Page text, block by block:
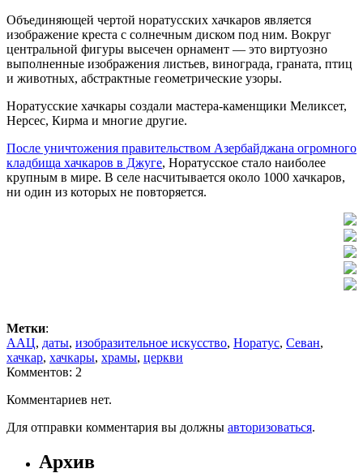
Объединяющей чертой норатусских хачкаров является
изображение креста с солнечным диском под ним. Вокруг
центральной фигуры высечен орнамент — это виртуозно
выполненные изображения листьев, винограда, граната, птиц
и животных, абстрактные геометрические узоры.
Норатусские хачкары создали мастера-каменщики Меликсет,
Нерсес, Кирма и многие другие.
После уничтожения правительством Азербайджана огромного
кладбища хачкаров в Джуге, Норатусское стало наиболее
крупным в мире. В селе насчитывается около 1000 хачкаров,
ни один из которых не повторяется.
Метки:
ААЦ, даты, изобразительное искусство, Норатус, Севан,
хачкар, хачкары, храмы, церкви
Комментов: 2
Комментариев нет.
Для отправки комментария вы должны авторизоваться.
Архив